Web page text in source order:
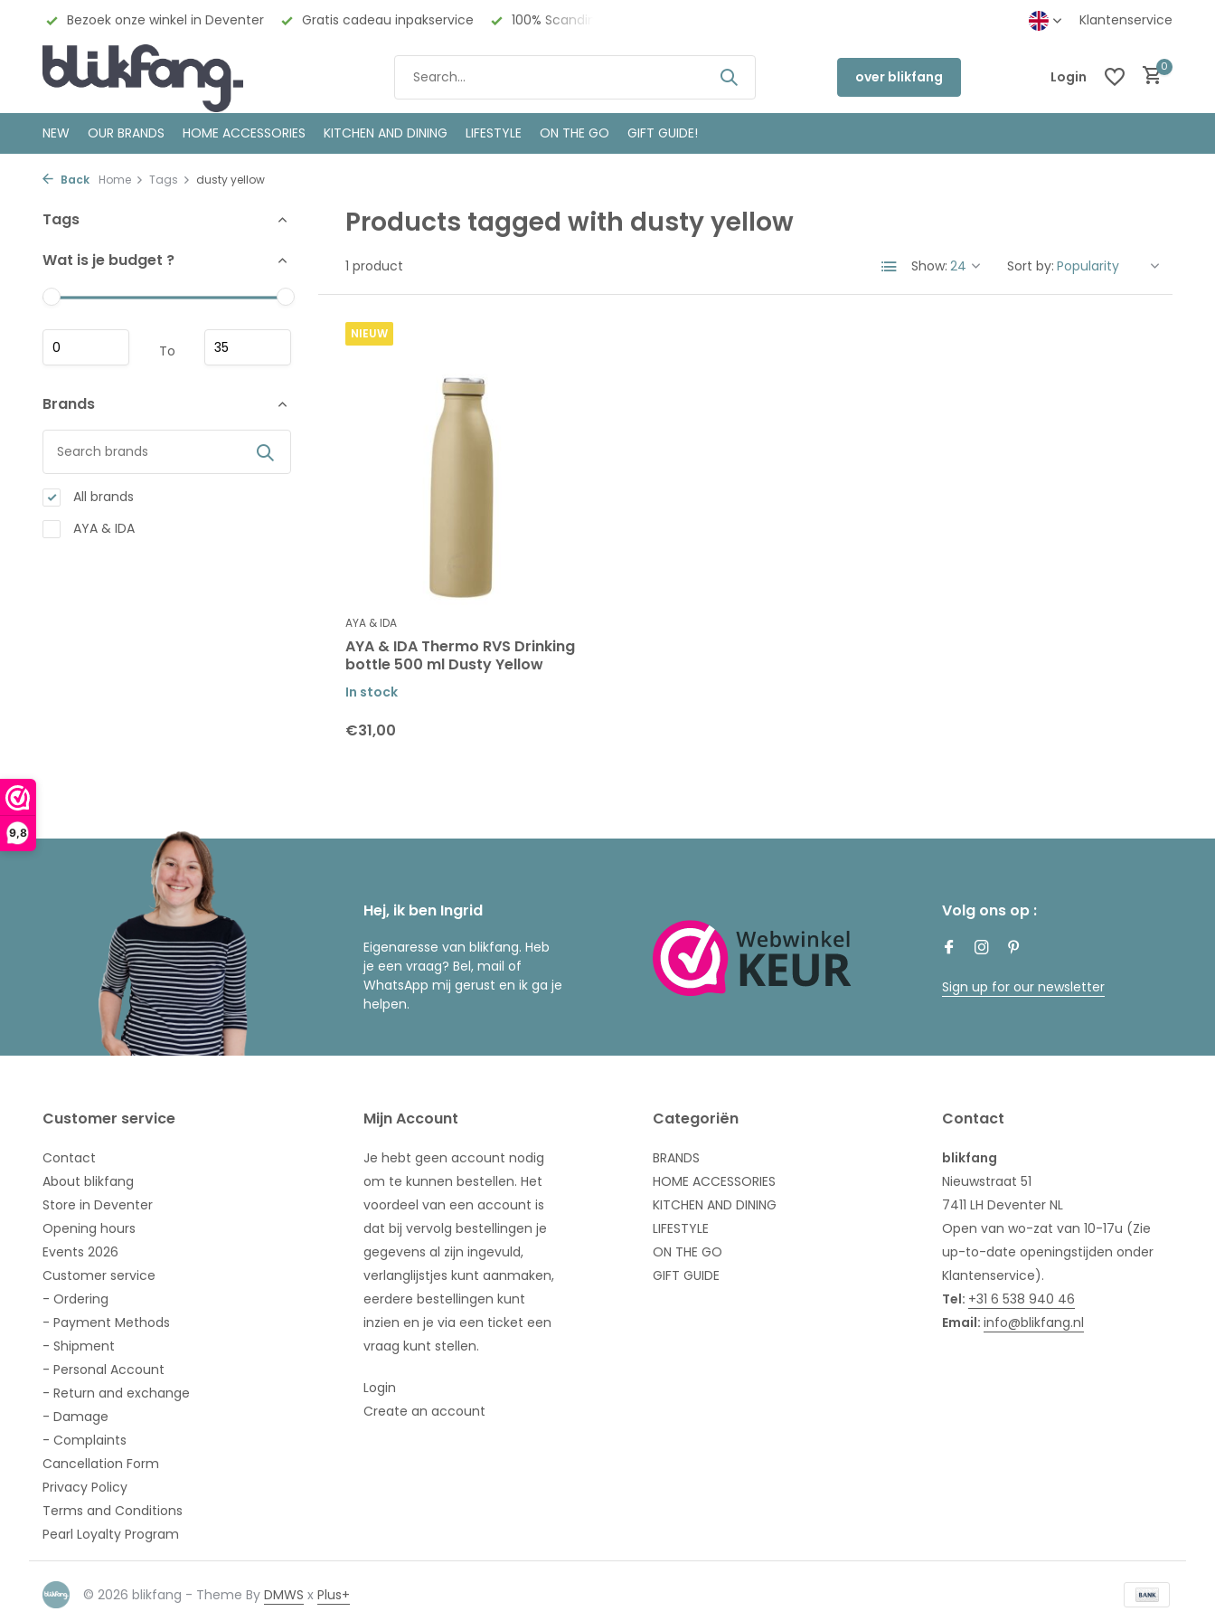
9,8
Bezoek onze winkel in Deventer Gratis cadeau inpakservice 100% Scandinavisch Design Klantenservice
over blikfang Login
0
NEW OUR BRANDS HOME ACCESSORIES KITCHEN AND DINING LIFESTYLE ON THE GO GIFT GUIDE!
Back Home Tags dusty yellow
Tags
Wat is je budget ?
To
Brands
All brands
AYA & IDA
Products tagged with dusty yellow
1 product Show: Sort by:
NIEUW
AYA & IDA
AYA & IDA Thermo RVS Drinking
bottle 500 ml Dusty Yellow
In stock
€31,00
Hej, ik ben Ingrid
Eigenaresse van blikfang. Heb
je een vraag? Bel, mail of
WhatsApp mij gerust en ik ga je
helpen.
Volg ons op :
Sign up for our newsletter
Customer service
Contact
About blikfang
Store in Deventer
Opening hours
Events 2026
Customer service
- Ordering
- Payment Methods
- Shipment
- Personal Account
- Return and exchange
- Damage
- Complaints
Cancellation Form
Privacy Policy
Terms and Conditions
Pearl Loyalty Program
Mijn Account
Je hebt geen account nodig
om te kunnen bestellen. Het
voordeel van een account is
dat bij vervolg bestellingen je
gegevens al zijn ingevuld,
verlanglijstjes kunt aanmaken,
eerdere bestellingen kunt
inzien en je via een ticket een
vraag kunt stellen.
Login
Create an account
Categoriën
BRANDS
HOME ACCESSORIES
KITCHEN AND DINING
LIFESTYLE
ON THE GO
GIFT GUIDE
Contact
blikfang
Nieuwstraat 51
7411 LH Deventer NL
Open van wo-zat van 10-17u (Zie
up-to-date openingstijden onder
Klantenservice).
Tel: +31 6 538 940 46
Email: info@blikfang.nl
© 2026 blikfang - Theme By DMWS x Plus+